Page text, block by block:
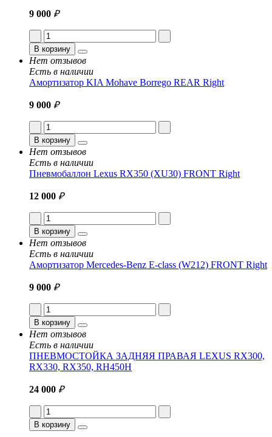
9 000 ₽
В корзину
Нет отзывов
Есть в наличии
Амортизатор KIA Mohave Borrego REAR Right
9 000 ₽
В корзину
Нет отзывов
Есть в наличии
Пневмобаллон Lexus RX350 (XU30) FRONT Right
12 000 ₽
В корзину
Нет отзывов
Есть в наличии
Амортизатор Mercedes-Benz E-class (W212) FRONT Right
9 000 ₽
В корзину
Нет отзывов
Есть в наличии
ПНЕВМОСТОЙКА ЗАДНЯЯ ПРАВАЯ LEXUS RX300,
RX330, RX350, RH450H
24 000 ₽
В корзину